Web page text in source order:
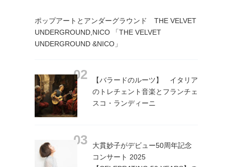
ポップアートとアンダーグラウンド THE VELVET
UNDERGROUND,NICO 「THE VELVET
UNDERGROUND &NICO」
【バラードのルーツ】 イタリア
のトレチェント音楽とフランチェ
スコ・ランディーニ
大貫妙子がデビュー50周年記念
コンサート 2025